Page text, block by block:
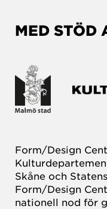
MED STÖD
Form/Design
Skåne och
Form/Design
nationell nod för